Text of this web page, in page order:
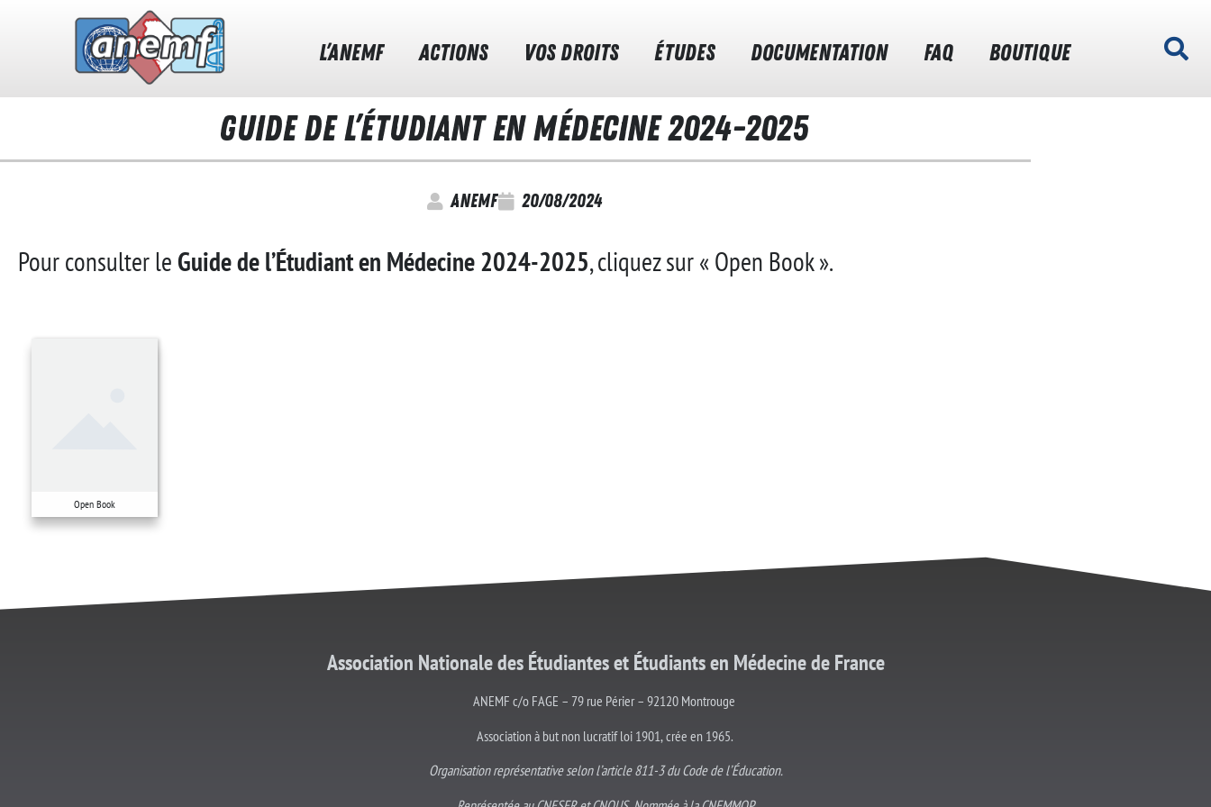
L’ANEMF ACTIONS VOS DROITS ÉTUDES DOCUMENTATION FAQ BOUTIQUE
GUIDE DE L’ÉTUDIANT EN MÉDECINE 2024-2025
anemf 20/08/2024
Pour consulter leGuide de l’Étudiant en Médecine 2024-2025, cliquez sur « Open Book ».
Open Book
Association Nationale des Étudiantes etÉtudiantsen Médecine de France
ANEMF c/o FAGE – 79 rue Périer – 92120 Montrouge
Association à but non lucratif loi 1901, crée en 1965.
Organisation représentative selon l’article 811-3 du Code de l’Éducation.